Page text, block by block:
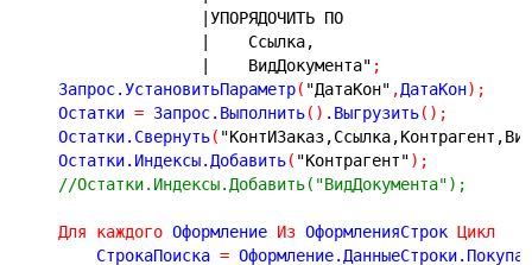
|УПОРЯДОЧИТЬ ПО
|    Ссылка,
|    ВидДокумента" ;
Запрос.УстановитьПараметр( "ДатаКон" ,ДатаКон) ;
Остатки = Запрос.Выполнить( ) .Выгрузить( ) ;
Остатки.Свернуть(
Остатки.Индексы.Добавить( "Контрагент") ;
//Остатки.Индексы.Добавить("ВидДокумента");
Для каждого Оформление Из ОформленияСтрок Цикл
СтрокаПоиска =